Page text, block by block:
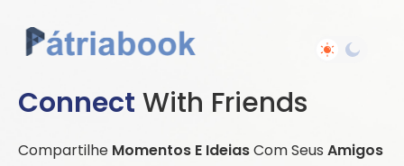
Connect With Friends
Compartilhe Momentos E IdeiasCom Seus Amigos